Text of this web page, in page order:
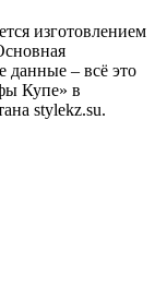
изготовлением
данные – всё это
Купе» в
stylekz.su.